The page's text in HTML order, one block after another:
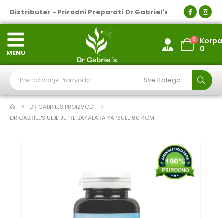
Distributer - Prirodni Preparati Dr Gabriel's
MENU
0
Korpa
0
DR GABRIELS PROIZVODI
DR GABRIEL'S ULJE JETRE BAKALARA KAPSULE 60 KOM.